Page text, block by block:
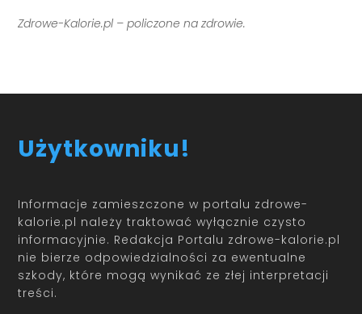
Zdrowe-Kalorie.pl – policzone na zdrowie.
Użytkowniku!
Informacje zamieszczone w portalu zdrowe-
kalorie.pl należy traktować wyłącznie czysto
informacyjnie. Redakcja Portalu zdrowe-kalorie.pl
nie bierze odpowiedzialności za ewentualne
szkody, które mogą wynikać ze złej interpretacji
treści.